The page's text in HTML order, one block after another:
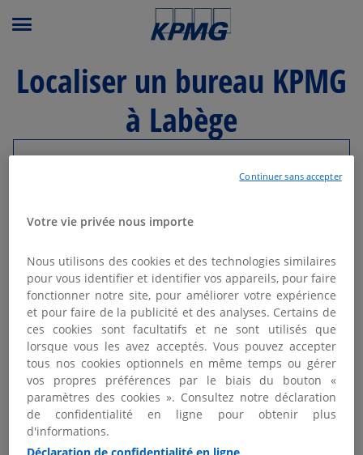
Menu principal
Localiser un bureau KPMG
à Labège
Liste
1
2.03 km
KPMG AVOCATS LABÈGE -
TOULOUSE
224 rue Carmin
31670 Labège
05 82 52 00 51
Ouvert aujourd'hui de 08:30 - 18:00
Nous contacter
Votre vie privée nous importe
Nous utilisons des cookies et des technologies similaires
pour vous identifier et identifier vos appareils, pour faire
fonctionner notre site, pour améliorer votre expérience
et pour faire de la publicité et des analyses. Certains de
ces cookies sont facultatifs et ne sont utilisés que
lorsque vous les avez acceptés. Vous pouvez accepter
tous nos cookies optionnels en même temps ou gérer
vos propres préférences par le biais du bouton «
paramètres des cookies ». Consultez notre déclaration
de confidentialité en ligne pour obtenir plus
d'informations.
Continuer sans accepter